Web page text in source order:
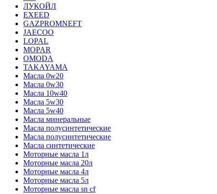
ЛУКОЙЛ
EXEED
GAZPROMNEFT
JAECOO
LOPAL
MOPAR
OMODA
TAKAYAMA
Масла 0w20
Масла 0w30
Масла 10w40
Масла 5w30
Масла 5w40
Масла минеральные
Масла полусинтетические
Масла полусинтетические
Масла синтетические
Моторные масла 1л
Моторные масла 20л
Моторные масла 4л
Моторные масла 5л
Моторные масла sn cf